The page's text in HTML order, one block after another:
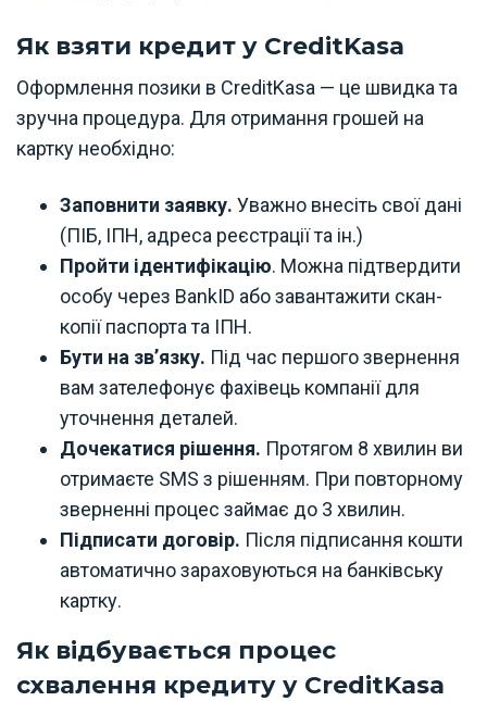
Як взяти кредит у CreditKasa
Оформлення позики в CreditKasa — це швидка та
зручна процедура. Для отримання грошей на
картку необхідно:
Заповнити заявку. Уважно внесіть свої дані
(ПІБ, ІПН, адреса реєстрації та ін.)
Пройти ідентифікацію. Можна підтвердити
особу через BankID або завантажити скан-
копії паспорта та ІПН.
Бути на зв’язку. Під час першого звернення
вам зателефонує фахівець компанії для
уточнення деталей.
Дочекатися рішення. Протягом 8 хвилин ви
отримаєте SMS з рішенням. При повторному
зверненні процес займає до 3 хвилин.
Підписати договір. Після підписання кошти
автоматично зараховуються на банківську
картку.
Як відбувається процес
схвалення кредиту у CreditKasa